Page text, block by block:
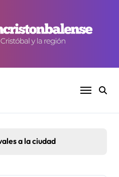
a la ciudad